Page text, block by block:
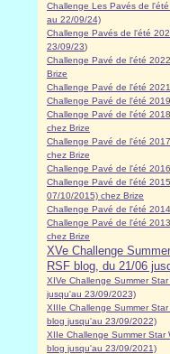
Challenge Les Pavés de
au 22/09/24)
Challenge Pavés de l'été
23/09/23)
Challenge Pavé de l'été
Brize
Challenge Pavé de l'été
Challenge Pavé de l'été
Challenge Pavé de l'été
chez Brize
Challenge Pavé de l'été
chez Brize
Challenge Pavé de l'été
Challenge Pavé de l'été
07/10/2015) chez Brize
Challenge Pavé de l'été
Challenge Pavé de l'été
chez Brize
XVe Challenge
RSF blog, du 21/06
XIVe Challenge Summer
jusqu'au 23/09/2023)
XIIIe Challenge Summer
blog jusqu'au 23/09/2022)
XIIe Challenge Summer Star
blog jusqu'au 23/09/2021)